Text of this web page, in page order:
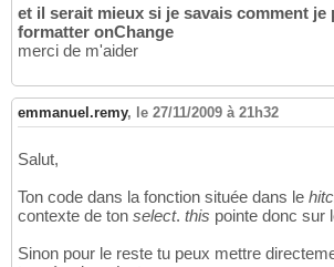
18
19
20
22
23
25
} ,2000)
et il serait mieux si je savais comment je
formatter onChange
merci de m'aider
emmanuel.remy, le 27/11/2009 à 21h32
Salut,
Ton code dans la fonction située dans le
contexte de ton select. this pointe donc sur
Sinon pour le reste tu peux mettre